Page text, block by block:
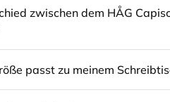
zwischen dem HÅG
passt zu meinem